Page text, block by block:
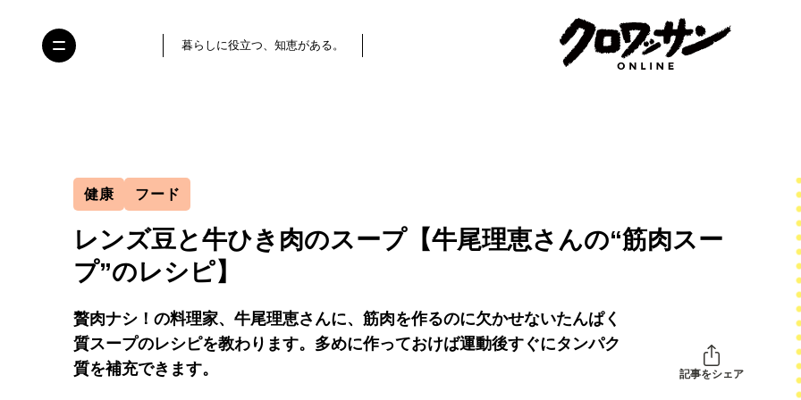
暮らしに役立つ、知恵がある。
健康 フード
レンズ豆と牛ひき肉のスープ【牛尾理恵さんの“筋肉スー
プ”のレシピ】
贅肉ナシ！の料理家、牛尾理恵さんに、筋肉を作るのに欠かせないたんぱく
質スープのレシピを教わります。多めに作っておけば運動後すぐにタンパク
質を補充できます。
記事をシェア